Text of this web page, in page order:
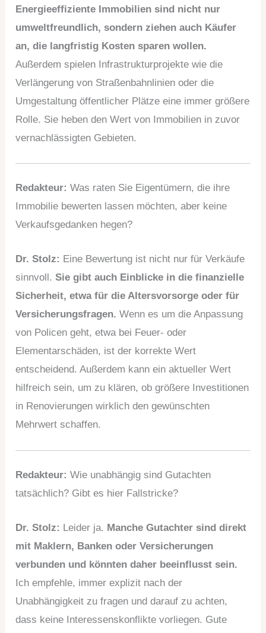
Energieeffiziente Immobilien sind nicht nur
umweltfreundlich, sondern ziehen auch Käufer
an, die langfristig Kosten sparen wollen.
Außerdem spielen Infrastrukturprojekte wie die
Verlängerung von Straßenbahnlinien oder die
Umgestaltung öffentlicher Plätze eine immer größere
Rolle. Sie heben den Wert von Immobilien in zuvor
vernachlässigten Gebieten.
Redakteur: Was raten Sie Eigentümern, die ihre
Immobilie bewerten lassen möchten, aber keine
Verkaufsgedanken hegen?
Dr. Stolz: Eine Bewertung ist nicht nur für Verkäufe
sinnvoll.Sie gibt auch Einblicke in die finanzielle
Sicherheit, etwa für die Altersvorsorge oder für
Versicherungsfragen. Wenn es um die Anpassung
von Policen geht, etwa bei Feuer- oder
Elementarschäden, ist der korrekte Wert
entscheidend. Außerdem kann ein aktueller Wert
hilfreich sein, um zu klären, ob größere Investitionen
in Renovierungen wirklich den gewünschten
Mehrwert schaffen.
Redakteur: Wie unabhängig sind Gutachten
tatsächlich? Gibt es hier Fallstricke?
Dr. Stolz: Leider ja. Manche Gutachter sind direkt
mit Maklern, Banken oder Versicherungen
verbunden und könnten daher beeinflusst sein.
Ich empfehle, immer explizit nach der
Unabhängigkeit zu fragen und darauf zu achten,
dass keine Interessenskonflikte vorliegen. Gute